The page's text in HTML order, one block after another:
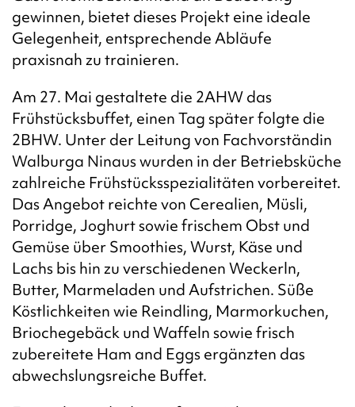
gewinnen, bietet dieses Projekt eine ideale
Gelegenheit, entsprechende Abläufe
praxisnah zu trainieren.
Am 27. Mai gestaltete die 2AHW das
Frühstücksbuffet, einen Tag später folgte die
2BHW. Unter der Leitung von Fachvorständin
Walburga Ninaus wurden in der Betriebsküche
zahlreiche Frühstücksspezialitäten vorbereitet.
Das Angebot reichte von Cerealien, Müsli,
Porridge, Joghurt sowie frischem Obst und
Gemüse über Smoothies, Wurst, Käse und
Lachs bis hin zu verschiedenen Weckerln,
Butter, Marmeladen und Aufstrichen. Süße
Köstlichkeiten wie Reindling, Marmorkuchen,
Briochegebäck und Waffeln sowie frisch
zubereitete Ham and Eggs ergänzten das
abwechslungsreiche Buffet.